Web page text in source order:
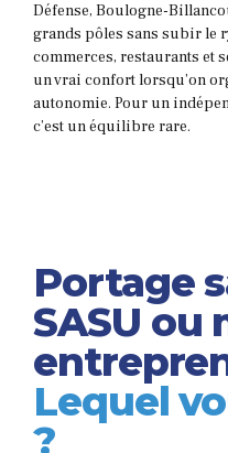
Défense, Boulogne-
grands pôles sans subir le
commerces, restaurants et
un vrai confort lorsqu’on
autonomie. Pour un
c’est un équilibre rare.
Portage
SASU ou
Lequel
?